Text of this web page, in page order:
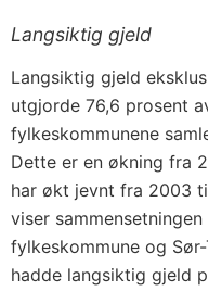
Langsiktig gjeld
Langsiktig gjeld
utgjorde 76,6 prosent
fylkeskommunene
Dette er en økning fra
har økt jevnt fra 2003
viser
fylkeskommune og
hadde langsiktig gjeld